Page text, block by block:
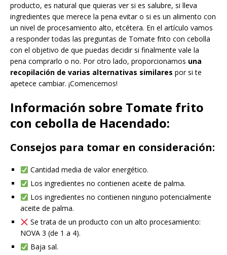
producto, es natural que quieras ver si es salubre, si lleva
ingredientes que merece la pena evitar o si es un alimento con
un nivel de procesamiento alto, etcétera. En el artículo vamos
a responder todas las preguntas de Tomate frito con cebolla
con el objetivo de que puedas decidir si finalmente vale la
pena comprarlo o no. Por otro lado, proporcionamos una
recopilación de varias alternativas similares por si te
apetece cambiar. ¡Comencemos!
Información sobre Tomate frito
con cebolla de Hacendado:
Consejos para tomar en consideración:
Cantidad media de valor energético.
Los ingredientes no contienen aceite de palma.
Los ingredientes no contienen ninguno potencialmente
aceite de palma.
Se trata de un producto con un alto procesamiento:
NOVA 3 (de 1 a 4).
Baja sal.